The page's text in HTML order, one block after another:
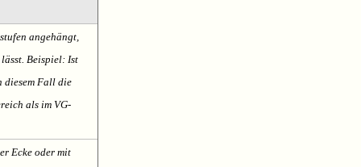
angehängt,
Beispiel: Ist
diesem Fall die
als im VG-
Ecke oder mit